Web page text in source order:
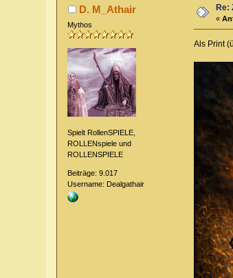
D. M_Athair
Mythos
Spielt RollenSPIELE,
ROLLENspiele und
ROLLENSPIELE
Beiträge: 9.017
Username: Dealgathair
Re:
«
Als Print